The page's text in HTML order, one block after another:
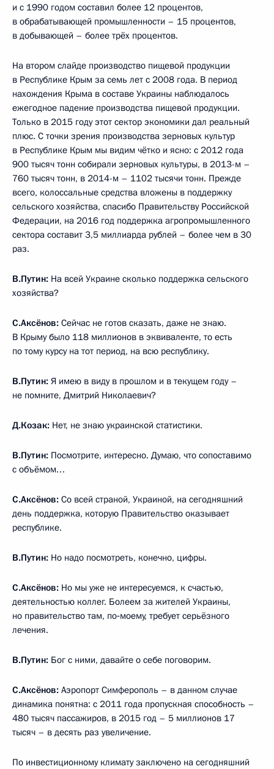
и с 1990 годом составил более 12 процентов,
в обрабатывающей промышленности – 15 процентов,
в добывающей – более трёх процентов.
На втором слайде производство пищевой продукции
в Республике Крым за семь лет с 2008 года. В период
нахождения Крыма в составе Украины наблюдалось
ежегодное падение производства пищевой продукции.
Только в 2015 году этот сектор экономики дал реальный
плюс. С точки зрения производства зерновых культур
в Республике Крым мы видим чётко и ясно: с 2012 года
900 тысяч тонн собирали зерновых культуры, в 2013-м –
760 тысяч тонн, в 2014-м – 1102 тысячи тонн. Прежде
всего, колоссальные средства вложены в поддержку
сельского хозяйства, спасибо Правительству Российской
Федерации, на 2016 год поддержка агропромышленного
сектора составит 3,5 миллиарда рублей – более чем в 30
раз.
В.Путин: На всей Украине сколько поддержка сельского
хозяйства?
С.Аксёнов: Сейчас не готов сказать, даже не знаю.
В Крыму было 118 миллионов в эквиваленте, то есть
по тому курсу на тот период, на всю республику.
В.Путин: Я имею в виду в прошлом и в текущем году –
не помните, Дмитрий Николаевич?
Д.Козак: Нет, не знаю украинской статистики.
В.Путин: Посмотрите, интересно. Думаю, что сопоставимо
с объёмом…
С.Аксёнов: Со всей страной, Украиной, на сегодняшний
день поддержка, которую Правительство оказывает
республике.
В.Путин: Но надо посмотреть, конечно, цифры.
С.Аксёнов: Но мы уже не интересуемся, к счастью,
деятельностью коллег. Болеем за жителей Украины,
но правительство там, по‑моему, требует серьёзного
лечения.
В.Путин: Бог с ними, давайте о себе поговорим.
С.Аксёнов: Аэропорт Симферополь – в данном случае
динамика понятна: с 2011 года пропускная способность –
480 тысяч пассажиров, в 2015 год – 5 миллионов 17
тысяч – в десять раз увеличение.
По инвестиционному климату заключено на сегодняшний